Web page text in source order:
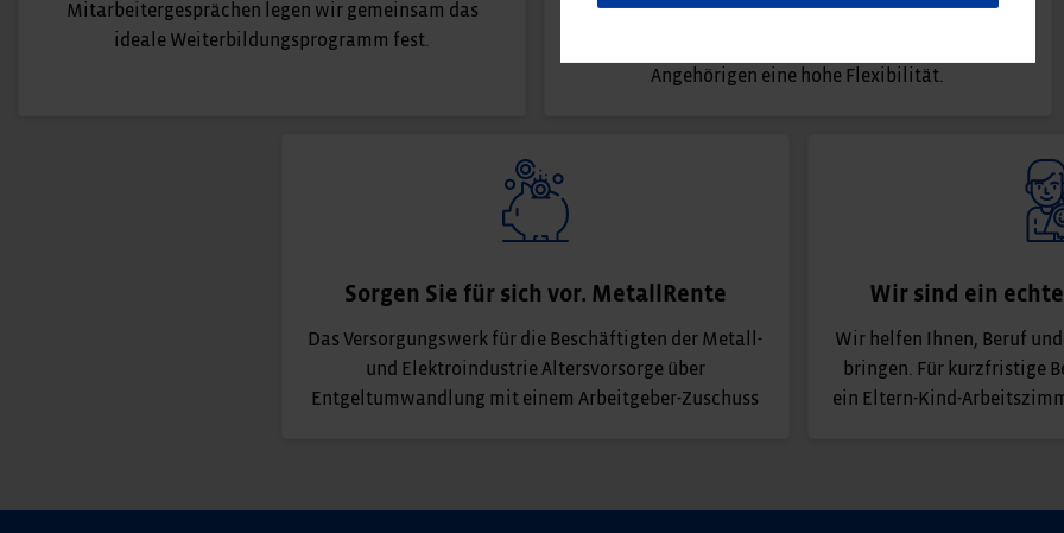
Mitarbeitergesprächen legen wir gemeinsam das
ideale Weiterbildungsprogramm fest.
Angehörigen eine hohe Flexibilität.
Sorgen Sie für sich vor. MetallRente
Das Versorgungswerk für die Beschäftigten der Metall-
und Elektroindustrie Altersvorsorge über
Entgeltumwandlung mit einem Arbeitgeber-Zuschuss
Wir sind ein
Wir helfen Ihnen, Beruf
bringen. Für kurzfristige
ein Eltern-Kind-